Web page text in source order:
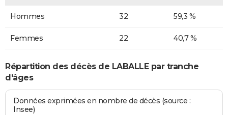
Hommes 32 59,3 %
Femmes 22 40,7 %
Répartition des décès de LABALLE par tranche
d'âges
Données exprimées en nombre de décès (source :
Insee)